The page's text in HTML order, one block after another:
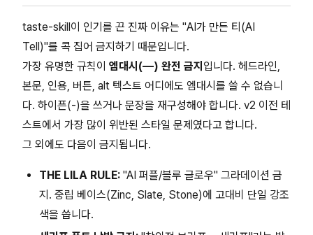
taste-skill이 인기를 끈 진짜 이유는 "AI가 만든 티(AI
Tell)"를 콕 집어 금지하기 때문입니다.
가장 유명한 규칙이 엠대시(—) 완전 금지 입니다. 헤드라인,
본문, 인용, 버튼, alt 텍스트 어디에도 엠대시를 쓸 수 없습니
다. 하이픈(-)을 쓰거나 문장을 재구성해야 합니다. v2 이전 테
스트에서 가장 많이 위반된 스타일 문제였다고 합니다.
그 외에도 다음이 금지됩니다.
THE LILA RULE: "AI 퍼플/블루 글로우" 그라데이션 금
지. 중립 베이스(Zinc, Slate, Stone)에 고대비 단일 강조
색을 씁니다.